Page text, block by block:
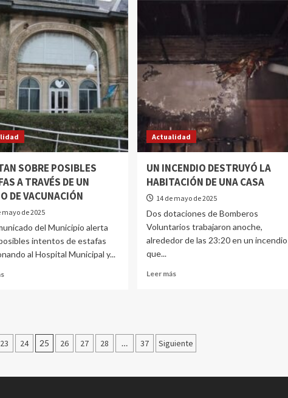
SOBRE POSIBLES
A TRAVÉS DE UN
DE VACUNACIÓN
mayo de 2025
del Municipio alerta
intentos de estafas
al Hospital Municipal y...
Actualidad
UN INCENDIO DESTRUYÓ LA
HABITACIÓN DE UNA CASA
14 de mayo de 2025
Dos dotaciones de Bomberos
Voluntarios trabajaron anoche,
alrededor de las 23:20 en un incendio
que...
Leer más
23 24 25 26 27 28 … 37 Siguiente